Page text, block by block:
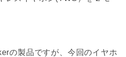
の製品ですが、今回のイヤホ